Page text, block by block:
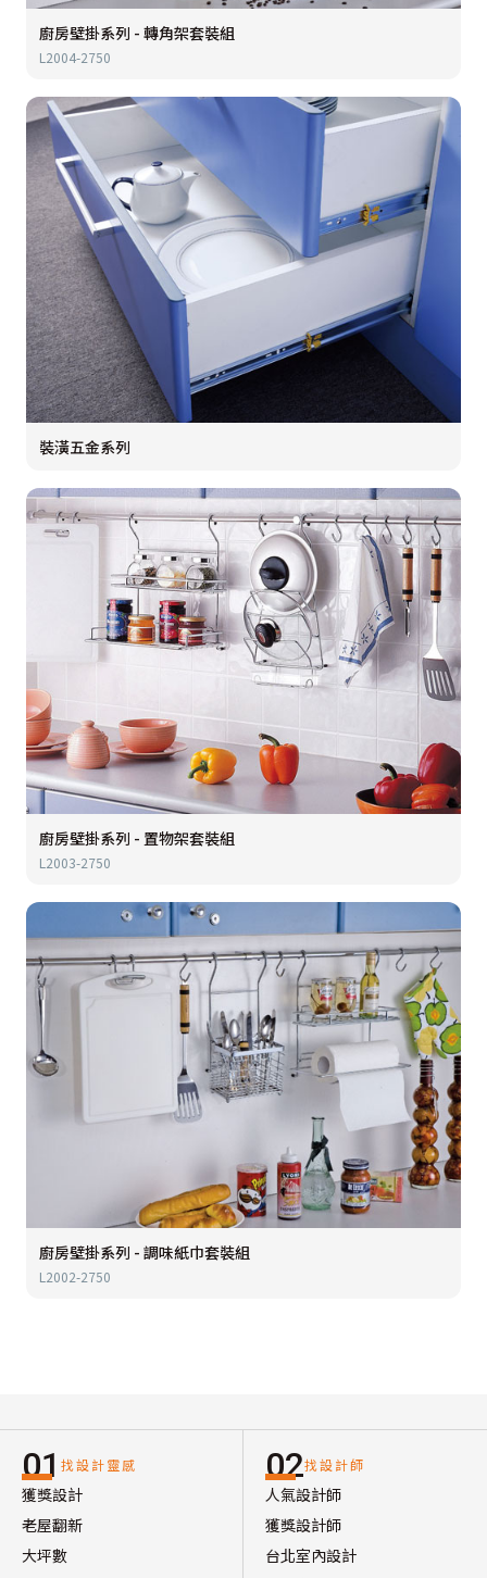
廚房壁掛系列 - 轉角架套裝組
L2004-2750
裝潢五金系列
廚房壁掛系列 - 置物架套裝組
L2003-2750
廚房壁掛系列 - 調味紙巾套裝組
L2002-2750
01 找設計靈感
獲獎設計
老屋翻新
大坪數
02找設計師
人氣設計師
獲獎設計師
台北室內設計